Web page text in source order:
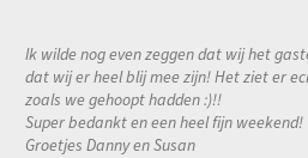
Ik wilde nog even zeggen dat wij het
dat wij er heel blij mee zijn! Het ziet er
zoals we gehoopt hadden :)!!
Super bedankt en een heel fijn weekend!
Groetjes Danny en Susan